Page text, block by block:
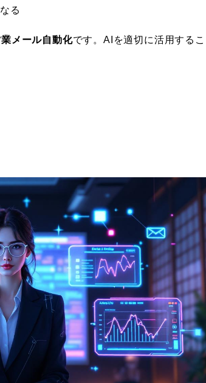
る
メール自動化です。AIを適切に活用するこ